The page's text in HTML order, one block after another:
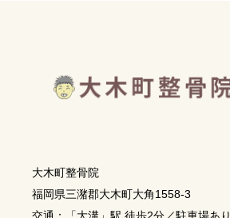
大木町整骨院
福岡県三潴郡大木町大角1558-3